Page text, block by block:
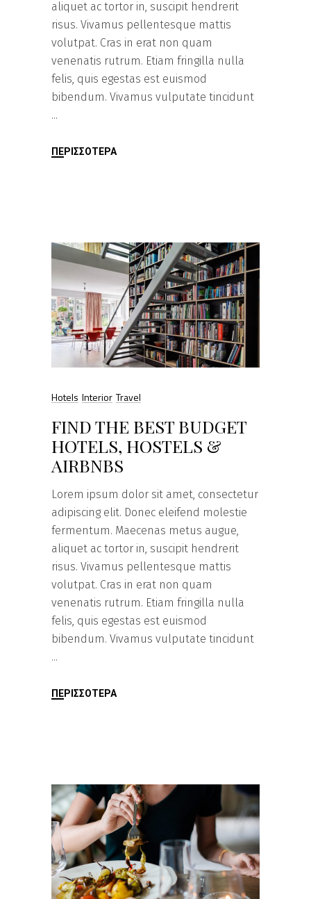
aliquet ac tortor in, suscipit hendrerit
risus. Vivamus pellentesque mattis
volutpat. Cras in erat non quam
venenatis rutrum. Etiam fringilla nulla
felis, quis egestas est euismod
bibendum. Vivamus vulputate tincidunt
ΠΕΡΙΣΣΌΤΕΡΑ
Hotels Interior Travel
FIND THE BEST BUDGET
HOTELS, HOSTELS &
AIRBNBS
Lorem ipsum dolor sit amet, consectetur
adipiscing elit. Donec eleifend molestie
fermentum. Maecenas metus augue,
aliquet ac tortor in, suscipit hendrerit
risus. Vivamus pellentesque mattis
volutpat. Cras in erat non quam
venenatis rutrum. Etiam fringilla nulla
felis, quis egestas est euismod
bibendum. Vivamus vulputate tincidunt
ΠΕΡΙΣΣΌΤΕΡΑ